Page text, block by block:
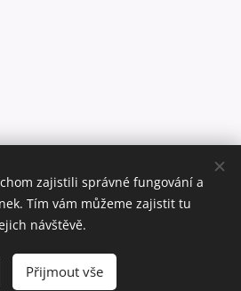
E-mail:info@saskyn.cz
Cookies
zajistili správné fungování a
Tím vám můžeme zajistit tu
návštěvě.
Přijmout vše